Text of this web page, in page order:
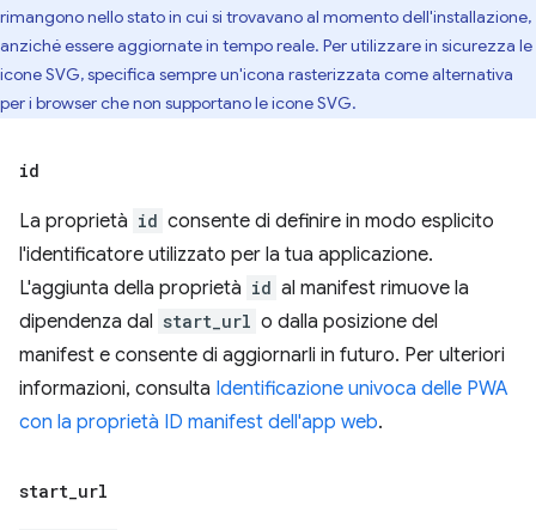
rimangono nello stato in cui si trovavano al momento dell'installazione,
anziché essere aggiornate in tempo reale. Per utilizzare in sicurezza le
icone SVG, specifica sempre un'icona rasterizzata come alternativa
per i browser che non supportano le icone SVG.
id
La proprietà id consente di definire in modo esplicito
l'identificatore utilizzato per la tua applicazione.
L'aggiunta della proprietà id al manifest rimuove la
dipendenza dal start_url o dalla posizione del
manifest e consente di aggiornarli in futuro. Per ulteriori
informazioni, consulta Identificazione univoca delle PWA
con la proprietà ID manifest dell'app web.
start_url